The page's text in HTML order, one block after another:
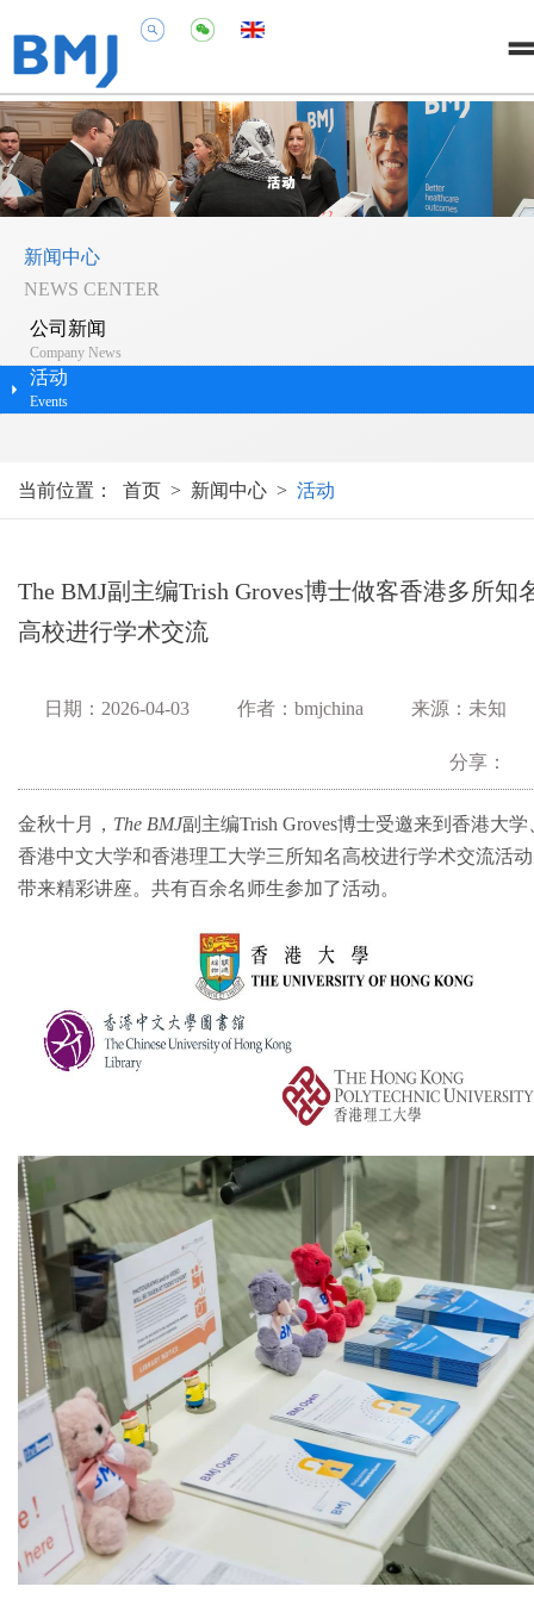
新闻中心
NEWS CENTER
公司新闻
Company News
活动
Events
当前位置： 首页 > 新闻中心 > 活动
The BMJ副主编Trish Groves博士做客香港多所知
高校进行学术交流
来源：未知
作者：bmjchina
日期：2026-04-03
分享：
金秋十月， The BMJ副主编Trish Groves博士受邀来到香港大学
香港中文大学和香港理工大学三所知名高校进行学术交流活
带来精彩讲座。共有百余名师生参加了活动。